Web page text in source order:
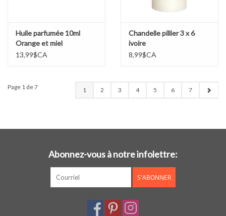
Huile parfumée 10ml
Orange et miel
13,99$CA
Chandelle pillier 3 x 6
ivoire
8,99$CA
Page 1 de 7 1 2 3 4 5 6 7
Abonnez-vous à notre infolettre:
S'ABONNER